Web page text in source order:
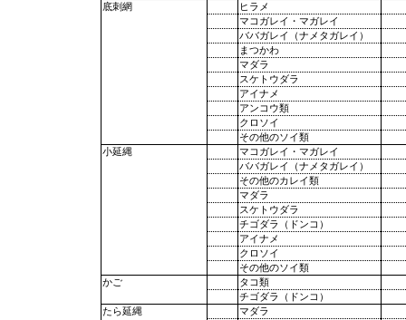
底刺網
ヒラメ
マコガレイ・マガレイ
ババガレイ（ナメタガレイ）
まつかわ
マダラ
スケトウダラ
アイナメ
アンコウ類
クロソイ
その他のソイ類
小延縄
マコガレイ・マガレイ
ババガレイ（ナメタガレイ）
その他のカレイ類
マダラ
スケトウダラ
チゴダラ（ドンコ）
アイナメ
クロソイ
その他のソイ類
かご
タコ類
チゴダラ（ドンコ）
たら延縄
マダラ